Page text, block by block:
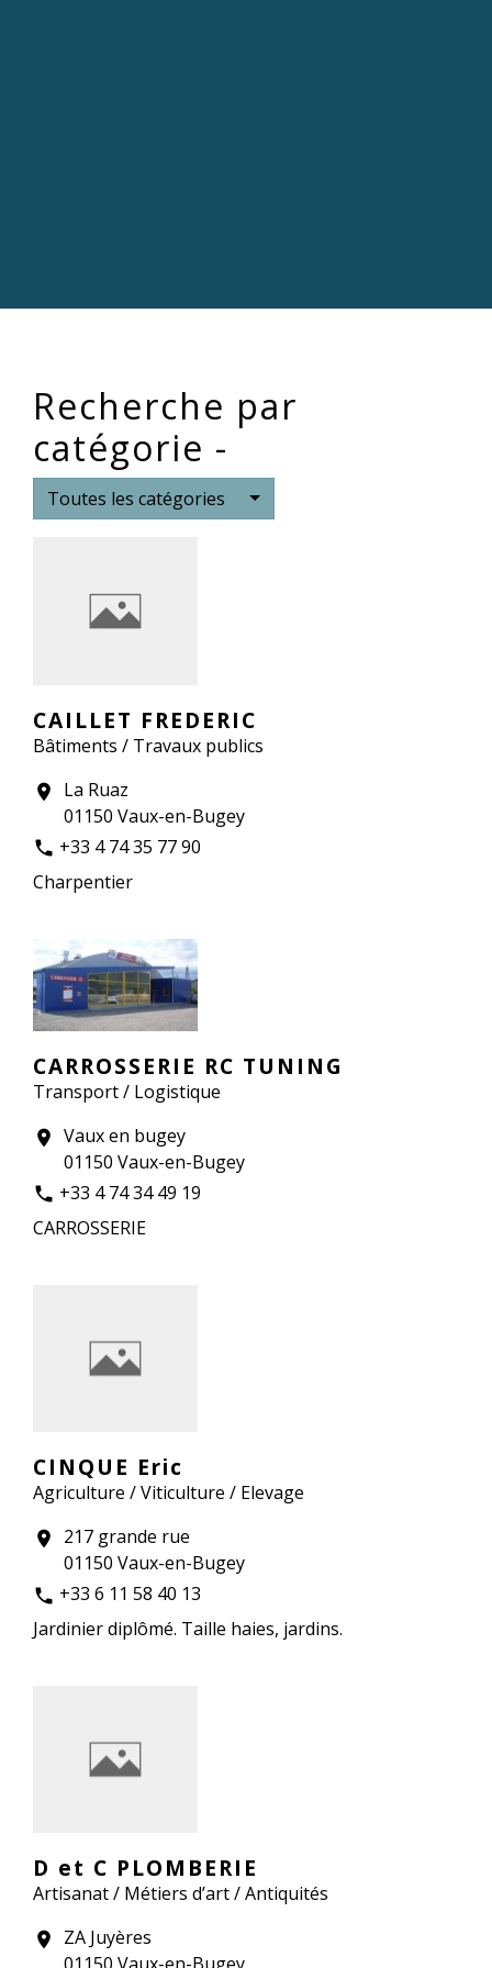
Recherche par
catégorie -
Toutes les catégories
CAILLET FREDERIC
Bâtiments / Travaux publics
location_on
La Ruaz
01150 Vaux-en-Bugey
phone +33 4 74 35 77 90
Charpentier
CARROSSERIE RC TUNING
Transport / Logistique
location_on Vaux en bugey
01150 Vaux-en-Bugey
phone +33 4 74 34 49 19
CARROSSERIE
CINQUE Eric
Agriculture / Viticulture / Elevage
location_on
217 grande rue
01150 Vaux-en-Bugey
phone +33 6 11 58 40 13
Jardinier diplômé. Taille haies, jardins.
D et C PLOMBERIE
Artisanat / Métiers d’art / Antiquités
location_on
ZA Juyères